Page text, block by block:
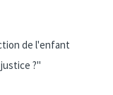
de l'enfant
?"